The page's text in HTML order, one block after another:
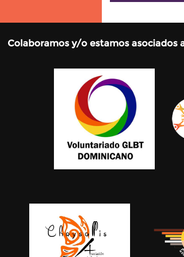
Colaboramos y/o estamos asociados